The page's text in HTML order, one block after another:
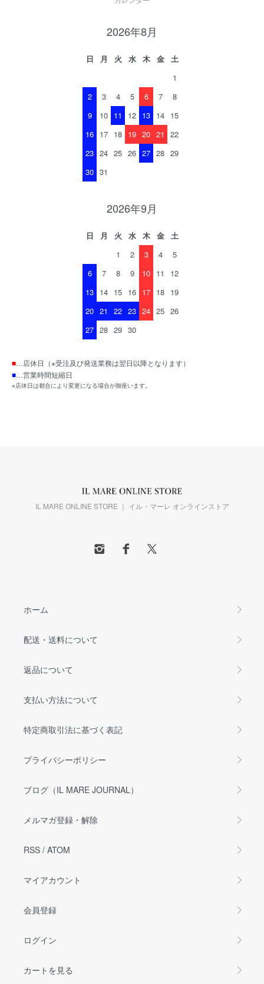
2026年8月
日 月 火 水 木 金
土
1
2
3 4 5 6 7
8
9
10 11 12 13 14 15
16 17 18 19 20 21
22
23 24 25 26 27 28 29
30 31
2026年9月
日 月 火 水 木 金
土
1
2 3 4
5
6
7 8 9 10 11
12
13 14 15 16 17 18 19
20 21 22 23 24 25 26
27 28 29 30
■…店休日（※受注及び発送業務は翌日以降となります）
■…営業時間短縮日
※店休日は都合により変更になる場合が御座います。
IL MARE ONLINE STORE ｜ イル・マーレ オンラインストア
ホーム
配送・送料について
返品について
支払い方法について
特定商取引法に基づく表記
プライバシーポリシー
ブログ（IL MARE JOURNAL）
メルマガ登録・解除
RSS / ATOM
マイアカウント
会員登録
ログイン
カートを見る